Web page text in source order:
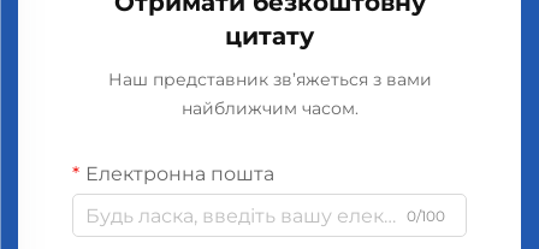
цитату
Наш представник зв’яжеться з вами
найближчим часом.
Електронна пошта
0/100